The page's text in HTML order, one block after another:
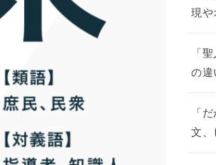
現や
「
の違
「
文、